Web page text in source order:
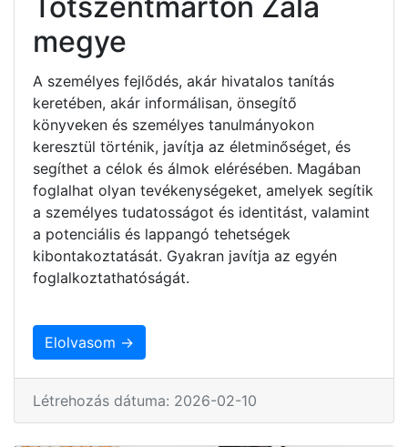
megye
A személyes fejlődés, akár hivatalos tanítás
keretében, akár informálisan, önsegítő
könyveken és személyes tanulmányokon
keresztül történik, javítja az életminőséget, és
segíthet a célok és álmok elérésében. Magában
foglalhat olyan tevékenységeket, amelyek segítik
a személyes tudatosságot és identitást, valamint
a potenciális és lappangó tehetségek
kibontakoztatását. Gyakran javítja az egyén
foglalkoztathatóságát.
Elolvasom →
Létrehozás dátuma: 2026-02-10